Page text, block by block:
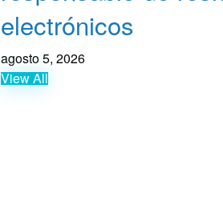
electrónicos
agosto 5, 2026
View All